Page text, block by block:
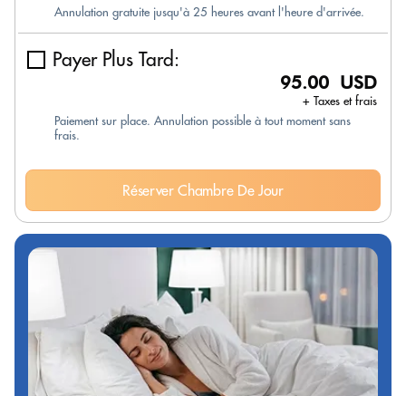
Annulation gratuite jusqu'à 25 heures avant l'heure d'arrivée.
Payer Plus Tard:
95.00 USD
+ Taxes et frais
Paiement sur place. Annulation possible à tout moment sans
frais.
Réserver Chambre De Jour